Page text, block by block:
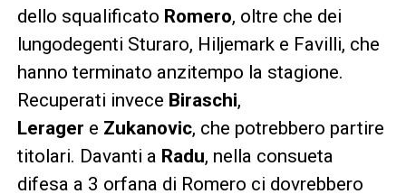
dello squalificato Romero, oltre che dei
lungodegenti Sturaro, Hiljemark e Favilli, che
hanno terminato anzitempo la stagione.
Recuperati invece Biraschi,
Lerager e Zukanovic, che potrebbero partire
titolari. Davanti a Radu, nella consueta
difesa a 3 orfana di Romero ci dovrebbero